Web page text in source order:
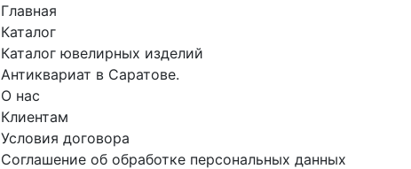
Главная
Каталог
Каталог ювелирных изделий
Антиквариат в Саратове.
О нас
Клиентам
Условия договора
Соглашение об обработке персональных данных